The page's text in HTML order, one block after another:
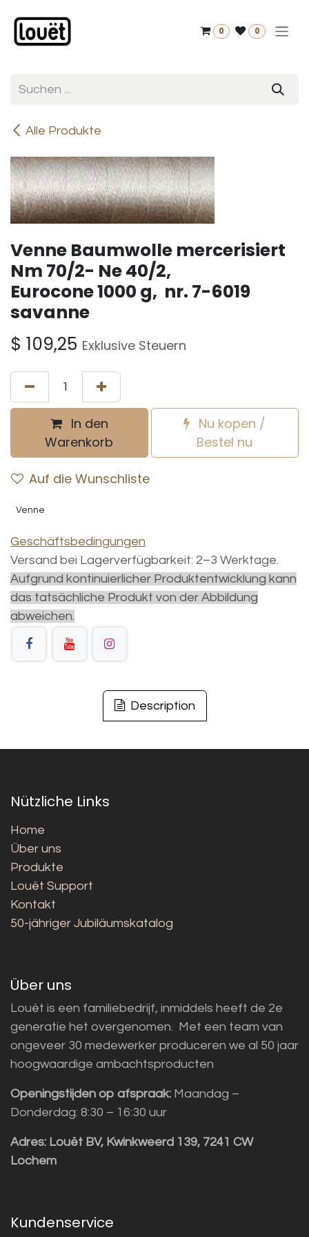
0 0
Alle Produkte
Venne Baumwolle mercerisiert
Nm 70/2- Ne 40/2,
Eurocone 1000 g, nr. 7-6019
savanne
$ 109,25 Exklusive Steuern
In den
Warenkorb
Nu kopen /
Bestel nu
Auf die Wunschliste
Venne
Geschäftsbedingungen
Versand bei Lagerverfügbarkeit: 2–3 Werktage.
Aufgrund kontinuierlicher Produktentwicklung kann
das tatsächliche Produkt von der Abbildung
abweichen.
Description
Nützliche Links
Home
Über uns
Produkte
Louët Support
Kontakt
50-jähriger Jubiläumskatalog
Über uns
Louët is een familiebedrijf, inmiddels heeft de 2e
generatie het overgenomen. Met een team van
ongeveer 30 medewerker produceren we al 50 jaar
hoogwaardige ambachtsproducten
Openingstijden op afspraak: Maandag –
Donderdag: 8:30 – 16:30 uur
Adres: Louët BV, Kwinkweerd 139, 7241 CW
Lochem
Kundenservice